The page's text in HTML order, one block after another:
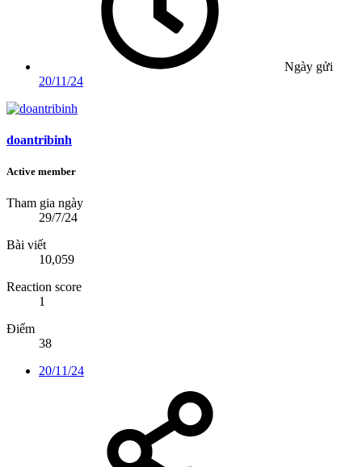
Ngày gửi
20/11/24
doantribinh
Active member
Tham gia ngày
29/7/24
Bài viết
10,059
Reaction score
1
Điểm
38
20/11/24